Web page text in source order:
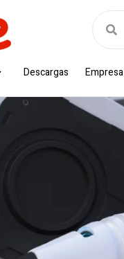
Descargas Empresa